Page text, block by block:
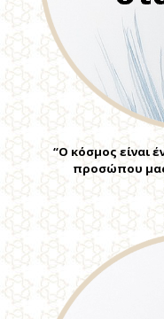
“Ο κόσμος είναι
προσώπου